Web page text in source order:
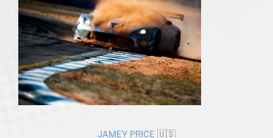
JAMEY PRICE 🇺🇸